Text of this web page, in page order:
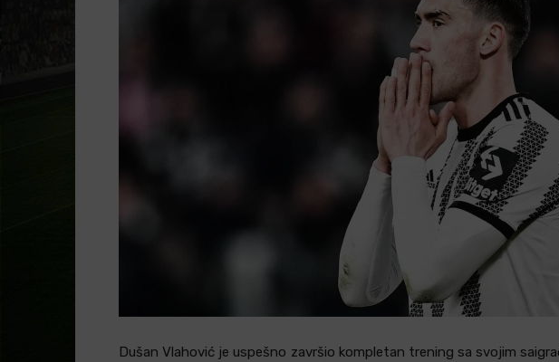
Dušan Vlahović je uspešno završio kompletan trening sa svojim